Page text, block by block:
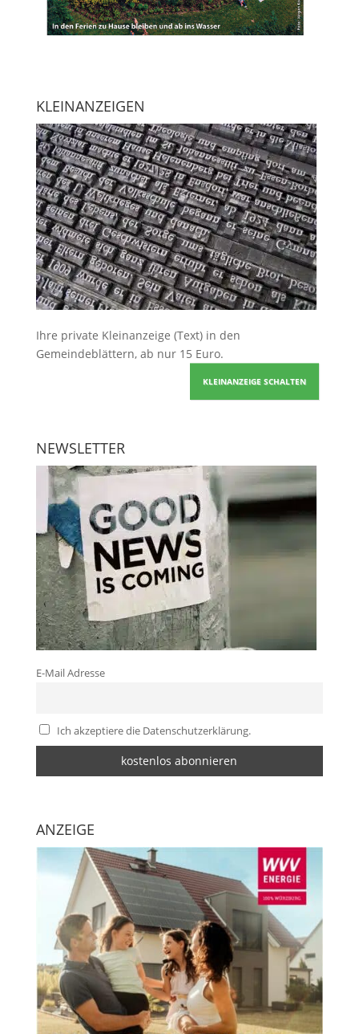
KLEINANZEIGEN
Ihre private Kleinanzeige (Text) in den
Gemeindeblättern, ab nur 15 Euro.
KLEINANZEIGE SCHALTEN
NEWSLETTER
E-Mail Adresse
Ich akzeptiere die Datenschutzerklärung.
ANZEIGE